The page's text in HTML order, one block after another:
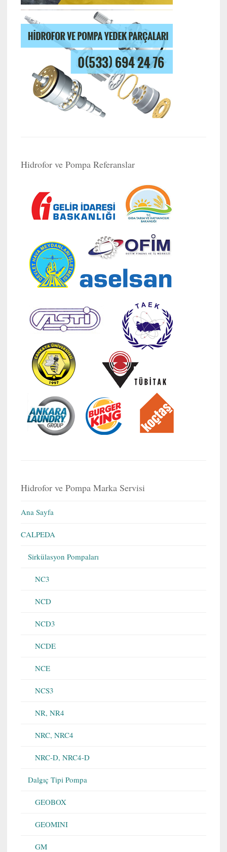
Hidrofor ve Pompa Referanslar
Hidrofor ve Pompa Marka Servisi
Ana Sayfa
CALPEDA
Sirkülasyon Pompaları
NC3
NCD
NCD3
NCDE
NCE
NCS3
NR, NR4
NRC, NRC4
NRC-D, NRC4-D
Dalgıç Tipi Pompa
GEOBOX
GEOMINI
GM